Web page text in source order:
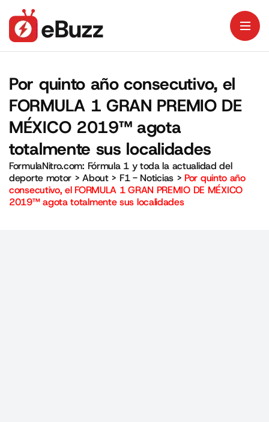
Por quinto año consecutivo, el
FORMULA 1 GRAN PREMIO DE
MÉXICO 2019™ agota
totalmente sus localidades
FormulaNitro.com: Fórmula 1 y toda la actualidad del
deporte motor >About> F1 - Noticias> Por quinto año
consecutivo, el FORMULA 1 GRAN PREMIO DE MÉXICO
2019™ agota totalmente sus localidades